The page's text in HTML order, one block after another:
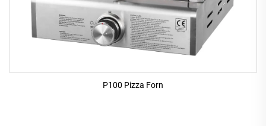
P100 Pizza Forn